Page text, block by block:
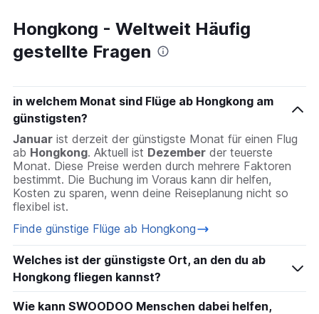
Flüge nach Palma de Mallorca
Flüge nach Antalya
Hongkong - Weltweit Häufig
gestellte Fragen
in welchem Monat sind Flüge ab Hongkong am
günstigsten?
Januar ist derzeit der günstigste Monat für einen Flug
ab Hongkong. Aktuell ist Dezember der teuerste
Monat. Diese Preise werden durch mehrere Faktoren
bestimmt. Die Buchung im Voraus kann dir helfen,
Kosten zu sparen, wenn deine Reiseplanung nicht so
flexibel ist.
Finde günstige Flüge ab Hongkong
Welches ist der günstigste Ort, an den du ab
Hongkong fliegen kannst?
Wie kann SWOODOO Menschen dabei helfen,